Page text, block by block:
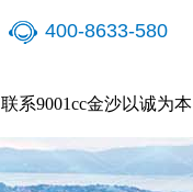
400-8633-580
联系9001cc金沙以诚为本